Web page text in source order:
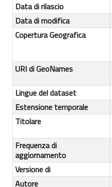
Data di rilascio
Data di modifica
Copertura Geografica
URI di GeoNames
Lingue del dataset
Estensione temporale
Titolare
Frequenza di
aggiornamento
Versione di
Autore